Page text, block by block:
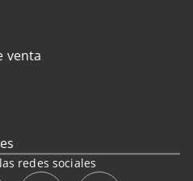
venta
redes sociales